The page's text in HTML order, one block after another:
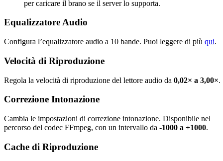
per caricare il brano se il server lo supporta.
Equalizzatore Audio
Configura l’equalizzatore audio a 10 bande. Puoi leggere di più qui.
Velocità di Riproduzione
Regola la velocità di riproduzione del lettore audio da 0,02× a 3,00×.
Correzione Intonazione
Cambia le impostazioni di correzione intonazione. Disponibile nel
percorso del codec FFmpeg, con un intervallo da -1000 a +1000.
Cache di Riproduzione